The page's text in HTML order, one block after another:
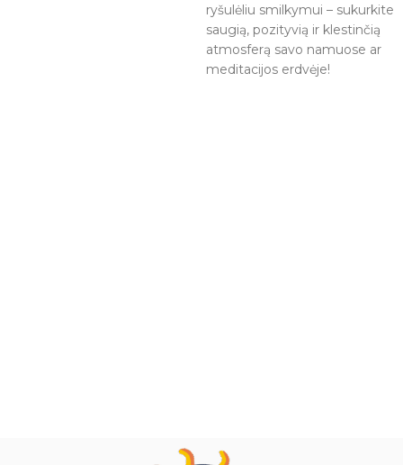
ryšulėliu smilkymui – sukurkite
saugią, pozityvią ir klestinčią
atmosferą savo namuose ar
meditacijos erdvėje!